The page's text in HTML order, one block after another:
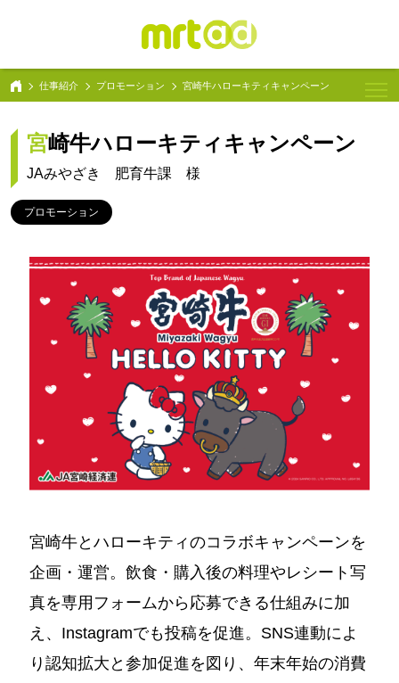
仕事紹介 プロモーション 宮崎牛ハローキティキャンペーン
宮崎牛ハローキティキャンペーン
JAみやざき 肥育牛課 様
プロモーション
宮崎牛とハローキティのコラボキャンペーンを
企画・運営。飲食・購入後の料理やレシート写
真を専用フォームから応募できる仕組みに加
え、Instagramでも投稿を促進。SNS連動によ
り認知拡大と参加促進を図り、年末年始の消費